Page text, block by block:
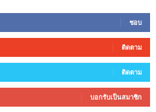
ชอบ
ติดตาม
ติดตาม
บอกรับเป็นสมาชิก